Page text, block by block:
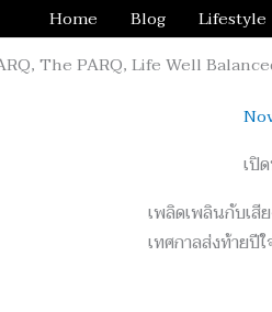
Home Blog Lifestyle
เปิ
เพลิดเพลินกับเสี
เทศกาลส่งท้ายปี